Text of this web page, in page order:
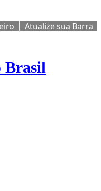
Atualize sua Barra
Brasil